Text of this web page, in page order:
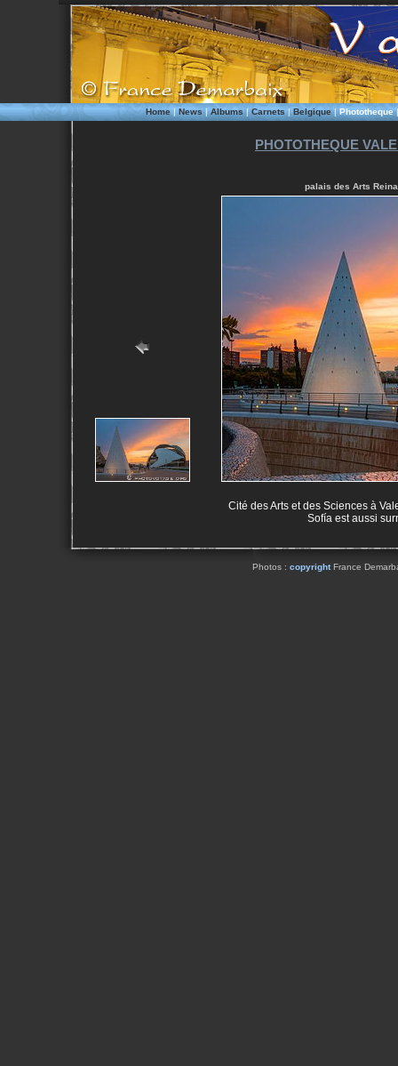
Home|News|Albums|Carnets|Belgique|Phototheque
PHOTOTHEQUE
palais des Arts
Cité des Arts et des Sciences à
Sofía est aussi
Photos : copyrightFrance